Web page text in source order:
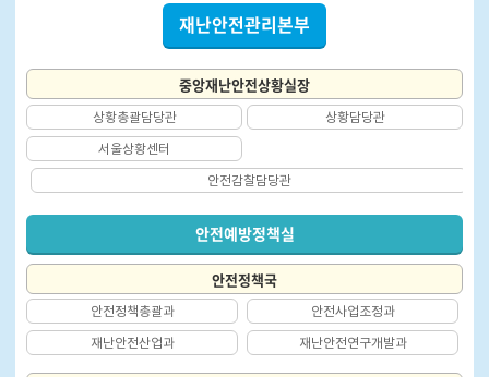
재난안전관리본부
중앙재난안전상황실장
상황총괄담당관 상황담당관
서울상황센터
안전감찰담당관
안전예방정책실
안전정책국
안전정책총괄과 안전사업조정과
재난안전산업과 재난안전연구개발과